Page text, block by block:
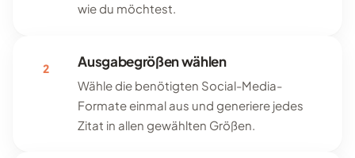
wie du möchtest.
2 Ausgabegrößen wählen
Wähle die benötigten Social-Media-
Formate einmal aus und generiere jedes
Zitat in allen gewählten Größen.